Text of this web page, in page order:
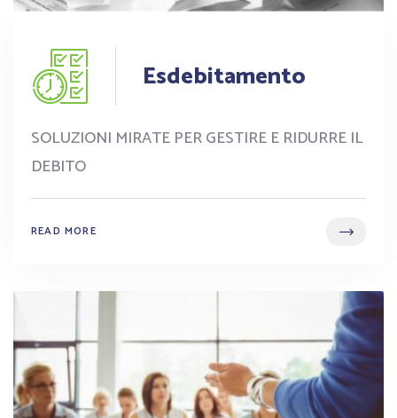
Esdebitamento
SOLUZIONI MIRATE PER GESTIRE E RIDURRE IL
DEBITO
READ MORE